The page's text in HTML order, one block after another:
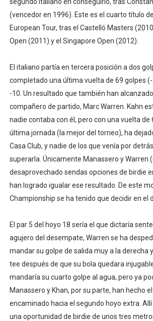
Campeonato de Europa de saltos
Campeonato de Europa de
AEW - Adam Page con Brodido
(vencedor en 1996). Este es el cuarto título
European Tour, tras el Castelló Masters
Open (2011) y el Singapore Open (2012).
El italiano partía en tercera posición a dos
completado una última vuelta de 69 golpes
-10. Un resultado que también han
compañero de partido, Marc Warren. Kahn
nadie contaba con él, pero con una vuelta de
última jornada (la mejor del torneo), ha
Casa Club, y nadie de los que venía por
superarla. Únicamente Manassero y Warren
desaprovechado sendas opciones de birdie
han logrado igualar ese resultado. De este
Championship se ha tenido que decidir en el
El par 5 del hoyo 18 sería el que dictaría
agujero del desempate, Warren se ha
mandar su golpe de salida muy a la derecha
tee después de que su bola quedara
mandaría su cuarto golpe al agua, pero ya
Manassero y Khan, por su parte, han hecho
encaminado hacia el segundo hoyo extra.
una oportunidad de birdie de unos tres